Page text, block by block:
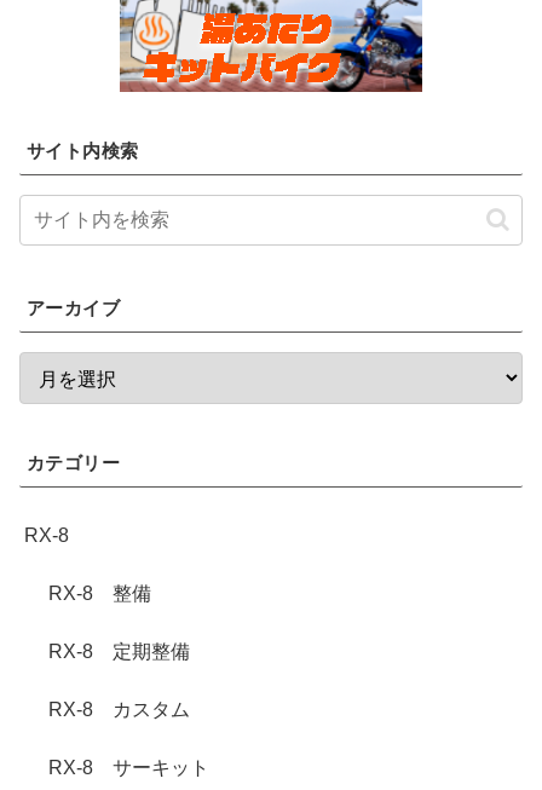
サイト内検索
アーカイブ
カテゴリー
RX-8
RX-8 整備
RX-8 定期整備
RX-8 カスタム
RX-8 サーキット